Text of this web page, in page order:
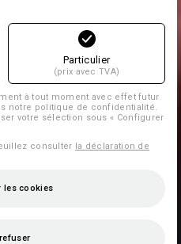
Particulier
(prix avec TVA)
à tout moment avec effet futur
notre politique de confidentialité.
votre sélection sous « Configurer
consulter la déclaration de
les cookies